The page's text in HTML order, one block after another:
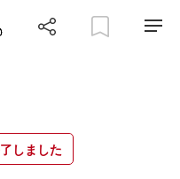
しました